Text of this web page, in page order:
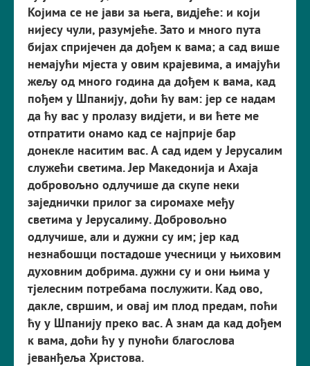
Којима се не јави за њега, видјеће: и који
нијесу чули, разумјеће. Зато и много пута
бијах спријечен да дођем к вама; а сад више
немајући мјеста у овим крајевима, а имајући
жељу од много година да дођем к вама, кад
пођем у Шпанију, доћи ћу вам: јер се надам
да ћу вас у пролазу видјети, и ви ћете ме
отпратити онамо кад се најприје бар
донекле наситим вас. А сад идем у Јерусалим
служећи светима. Јер Македонија и Ахаја
добровољно одлучише да скупе неки
заједнички прилог за сиромахе међу
светима у Јерусалиму. Добровољно
одлучише, али и дужни су им; јер кад
незнабошци постадоше учесници у њиховим
духовним добрима. дужни су и они њима у
тјелесним потребама послужити. Кад ово,
дакле, свршим, и овај им плод предам, поћи
ћу у Шпанију преко вас. А знам да кад дођем
к вама, доћи ћу у пуноћи благослова
јеванђеља Христова.